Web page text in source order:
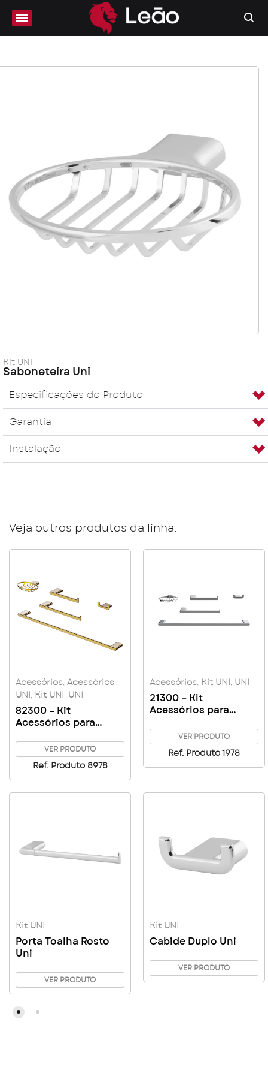
Kit UNI
Saboneteira Uni
Especificações do Produto
Garantia
Instalação
Veja outros produtos da linha:
Acessórios, Acessórios
UNI , Kit UNI , UNI
82300 – Kit
Acessórios para
VER PRODUTO
Ref. Produto 8978
Acessórios, Kit UNI , UNI
21300 – Kit
Acessórios para
VER PRODUTO
Ref. Produto 1978
Kit UNI
Porta Toalha Rosto
Uni
VER PRODUTO
Kit UNI
Cabide Duplo Uni
VER PRODUTO